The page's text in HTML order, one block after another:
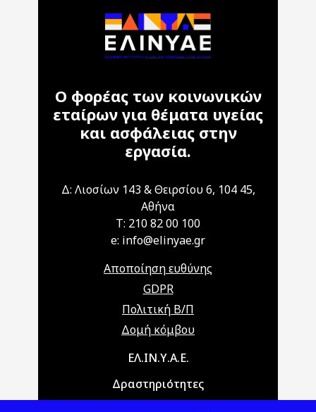
Ο φορέας των κοινωνικών
εταίρων για θέματα υγείας
και ασφάλειας στην
εργασία.
Δ: Λιοσίων 143 & Θειρσίου 6, 104 45,
Αθήνα
T: 210 82 00 100
e: info@elinyae.gr
Αποποίηση ευθύνης
GDPR
Πολιτική Β/Π
Δομή κόμβου
Main navigationΕΛ.ΙΝ.Υ.Α.Ε.
Δραστηριότητες